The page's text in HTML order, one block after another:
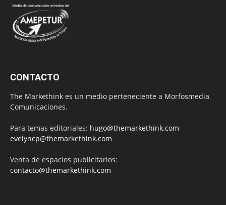
CONTACTO
The Markethink es un medio perteneciente a Morfosmedia
Comunicaciones.
Para temas editoriales: hugo@themarkethink.com
evelyncp@themarkethink.com
Venta de espacios publicitarios:
contacto@themarkethink.com